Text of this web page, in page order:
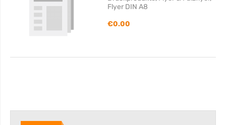
Flyer DIN A8
€0.00